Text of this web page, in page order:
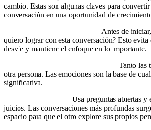
cambio. Estas son algunas claves para
conversación en una oportunidad de
Antes de
quiero lograr con esta conversación? Esto evita
desvíe y mantiene el enfoque en lo importante.
Tanto las
otra persona. Las emociones son la base de
significativa.
Usa preguntas abiertas y
juicios. Las conversaciones más profundas
espacio para que el otro explore sus propios